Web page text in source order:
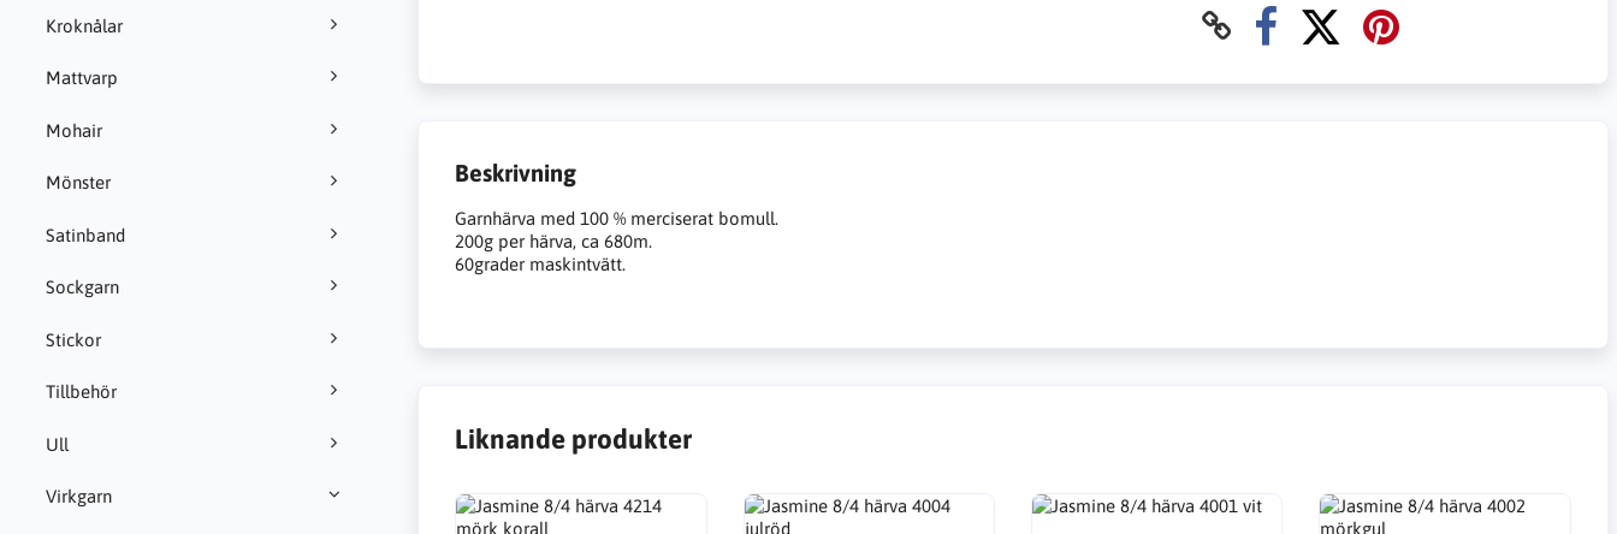
Kroknålar
Mattvarp
Mohair
Mönster
Satinband
Sockgarn
Stickor
Tillbehör
Ull
Virkgarn
Beskrivning
Garnhärva med 100 % merciserat bomull.
200g per härva, ca 680m.
60grader maskintvätt.
Liknande produkter